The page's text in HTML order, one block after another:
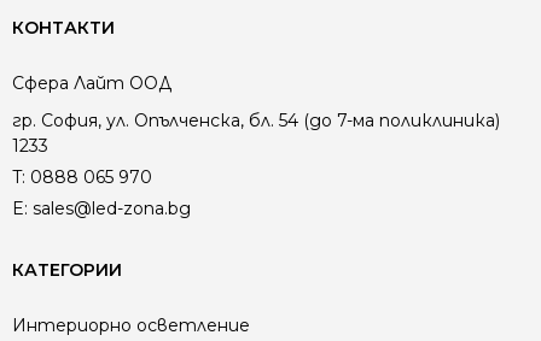
КОНТАКТИ
Сфера Лайт ООД
гр. София, ул. Опълченска, бл. 54 (до 7-ма поликлиника)
1233
T: 0888 065 970
E: sales@led-zona.bg
КАТЕГОРИИ
Интериорно осветление